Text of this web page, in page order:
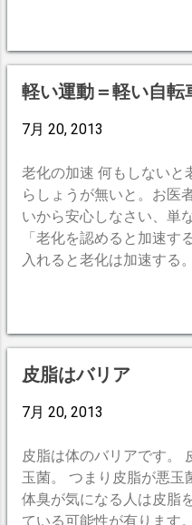
重63kg、
「M」で
ですが男物
女性用は作
スポーツ自
装備工夫は
はググっ
のまま着れ
げてみると
不恰好に見
イ！」 と
位 「濡れ
パンツの裾
ズを履いた
でベルクロ
れたりたこ
イザー無し
ので音も普
イザー着け
かなり進歩してるんじゃ
はありませんか。 まず
ルからエクスポートし、
検索して下さい(^^ゞ）後
弄りやすく ビジュアル
のブログを見ていて誤字
集できるのもとても良い
1時間もあれば十分なの
ちらのほうに向いてるか
軽い運動＝軽い自転
7月 20, 2013
老化の加速 何もしないと
らしょうが無いと。お医
いから安心しなさい、単
「老化を認めると加速す
入れると老化は加速する
考えます。 全身・有酸
的です。普通の生活を普
や筋トレは必要ないと思
のです。歩くと膝が腫れ
く続けられそうなのは水
営業時間が合わない・毎
転車は車体をを買えばあ
制約もない。 で、自転車
皮脂はバリア
7月 20, 2013
皮脂は体のバリアです。
玉菌。 つまり皮脂が悪玉
体臭が気になる人は皮脂
ている可能性が有ります